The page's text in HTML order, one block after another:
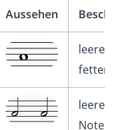
Aussehen
leerer
fetter
leerer